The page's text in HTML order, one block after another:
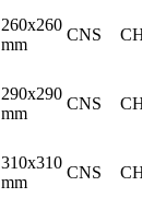
260x260
mm
CNS
290x290
mm
CNS
310x310
mm
CNS